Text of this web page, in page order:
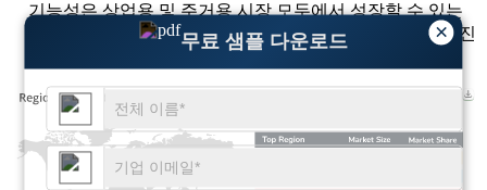
×
무료 샘플 다운로드
기능성은 상업용 및 주거용 시장 모두에서 성장할 수 있는
상당한 기회와 함께 다양한 부문에서 계속해서 채택을 촉진